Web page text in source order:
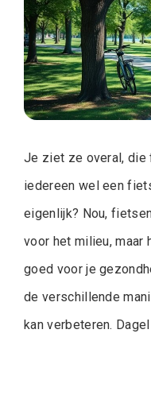
Je ziet ze overal, die
iedereen wel een
eigenlijk? Nou,
voor het milieu, maar
goed voor je
de verschillende
kan verbeteren.